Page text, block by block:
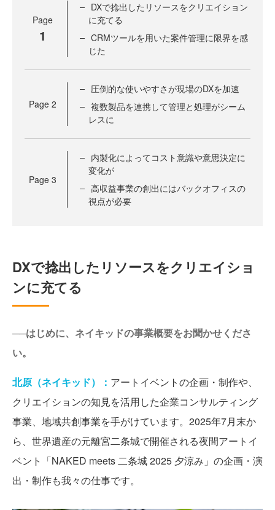
Page
1
DXで捻出したリソースをクリエイション
に充てる
CRMツールを用いた案件管理に限界を感
じた
Page 2
圧倒的な使いやすさが現場のDXを加速
複数製品を連携して管理と処理がシーム
レスに
Page 3
内製化によってコスト意識や意思決定に
変化が
高収益事業の創出にはバックオフィスの
視点が必要
DXで捻出したリソースをクリエイショ
ンに充てる
──はじめに、ネイキッドの事業概要をお聞かせくださ
い。
北原（ネイキッド）： アートイベントの企画・制作や、
クリエイションの知見を活用した企業コンサルティング
事業、地域共創事業を手がけています。2025年7月末か
ら、世界遺産の元離宮二条城で開催される夜間アートイ
ベント「NAKED meets 二条城 2025 夕涼み」の企画・演
出・制作も我々の仕事です。